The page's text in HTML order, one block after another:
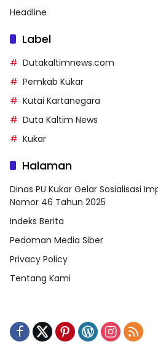
Headline
Label
Dutakaltimnews.com
Pemkab Kukar
Kutai Kartanegara
Duta Kaltim News
Kukar
Halaman
Dinas PU Kukar Gelar Sosialisasi
Nomor 46 Tahun 2025
Indeks Berita
Pedoman Media Siber
Privacy Policy
Tentang Kami